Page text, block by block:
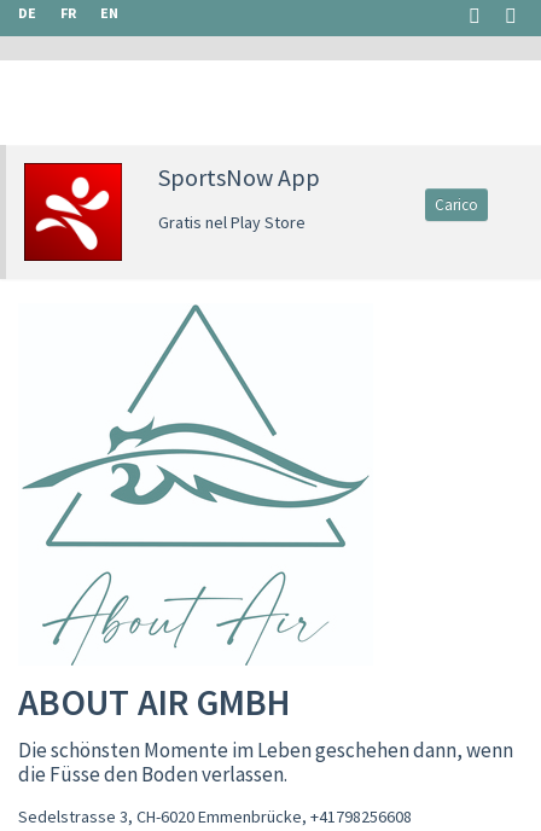
DE FR EN
SportsNow App
Gratis nel Play Store
Carico
ABOUT AIR GMBH
Die schönsten Momente im Leben geschehen dann, wenn
die Füsse den Boden verlassen.
Sedelstrasse 3, CH-6020 Emmenbrücke, +41798256608